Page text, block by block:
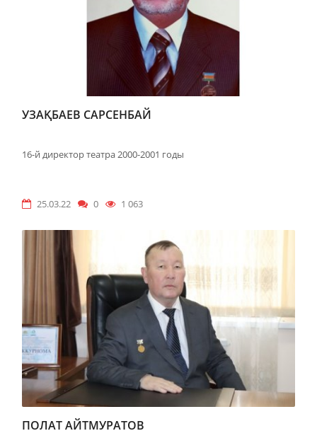
УЗАҚБАЕВ САРСЕНБАЙ
16-й директор театра 2000-2001 годы
25.03.22 0 1 063
ПОЛАТ АЙТМУРАТОВ